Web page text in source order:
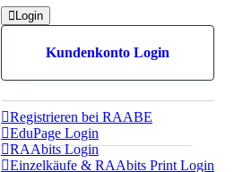
Login
Kundenkonto Login
Registrieren bei RAABE
EduPage Login
RAAbits Login
Einzelkäufe & RAAbits Print Login